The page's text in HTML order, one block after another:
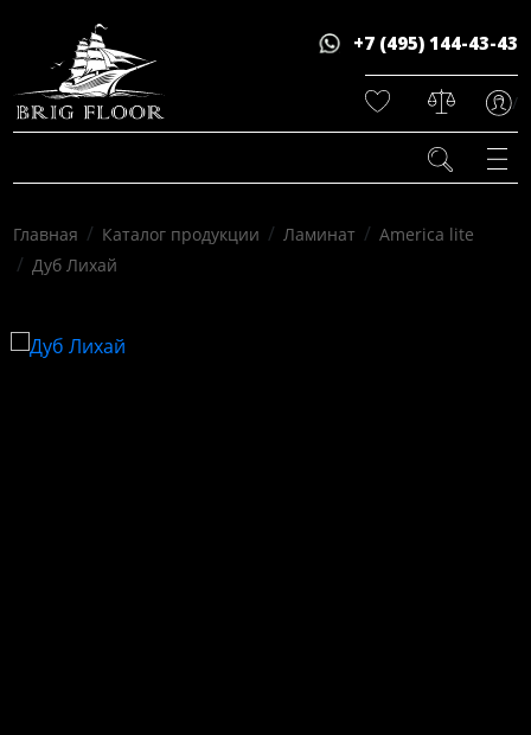
+7 (495) 144-43-43
/
Главная / Каталог продукции / Ламинат / America lite
/ Дуб Лихай